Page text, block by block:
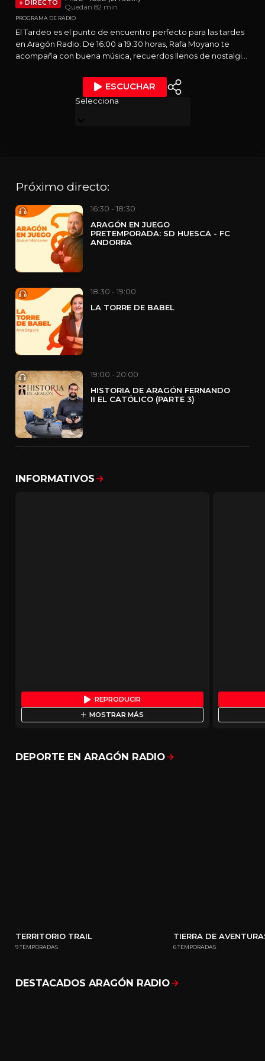
DIRECTO
Quedan 82 min
PROGRAMA DE RADIO
El Tardeo es el punto de encuentro perfecto para las tardes
en Aragón Radio. De 16:00 a 19:30 horas, Rafa Moyano te
acompaña con buena música, recuerdos llenos de nostalgia
los momentos del día: en plena siesta, de camino al trabajo o
disfrutando de un rato de relax. Dos horas y media de radio
que invitan a desconectar, sonreír y compartir.
ESCUCHAR
Selecciona
Próximo directo:
16:30 - 18:30
ARAGÓN EN JUEGO
PRETEMPORADA: SD HUESCA - FC
ANDORRA
18:30 - 19:00
LA TORRE DE BABEL
19:00 - 20:00
HISTORIA DE ARAGÓN FERNANDO
II EL CATÓLICO (PARTE 3)
INFORMATIVOS Mostrar todo
REPRODUCIR
MOSTRAR MÁS
DEPORTE EN ARAGÓN RADIOMostrar todo
TERRITORIO TRAIL
9 TEMPORADAS
TIERRA DE
6 TEMPORADAS
DESTACADOS ARAGÓN RADIOMostrar todo